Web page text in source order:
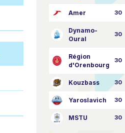
Amer 30
Dynamo-
Oural
30
Région
d'Orenbourg
30
Kouzbass 30
Yaroslavich 30
MSTU 30